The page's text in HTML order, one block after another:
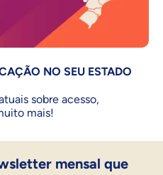
NO SEU ESTADO
sobre acesso,
mais!
mensal que